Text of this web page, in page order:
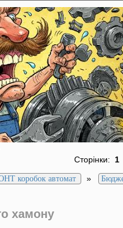
Сторінки: 1
коробок автомат »
хамону